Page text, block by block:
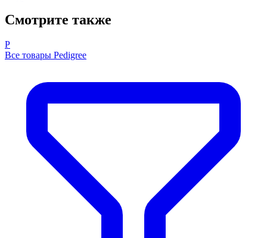
Смотрите также
P
Все товары Pedigree